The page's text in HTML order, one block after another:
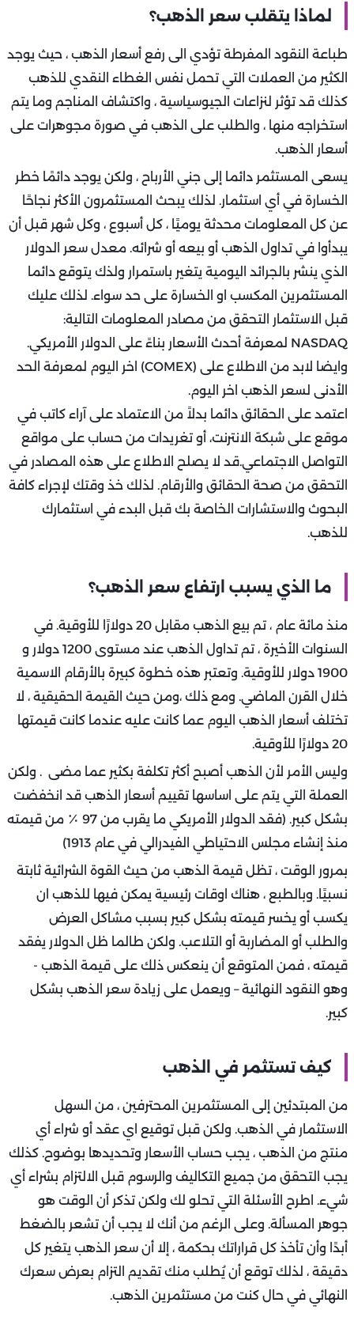
لماذا يتقلب سعر الذهب؟
طباعة النقود المفرطة تؤدي الى رفع أسعار الذهب ، حيث يوجد
الكثير من العملات التي تحمل نفس الغطاء النقدي للذهب
كذلك قد تؤثر لنزاعات الجيوسياسية ، واكتشاف المناجم وما يتم
استخراجه منها ، والطلب على الذهب في صورة مجوهرات على
أسعار الذهب.
يسعى المستثمر دائما إلى جني الأرباح ، ولكن يوجد دائمًا خطر
الخسارة في أي استثمار. لذلك يبحث المستثمرون الأكثر نجاحًا
عن كل المعلومات محدثة يوميًا ، كل أسبوع ، وكل شهر قبل أن
يبدأوا في تداول الذهب أو بيعه أو شرائه. معدل سعر الدولار
الذي ينشر بالجرائد اليومية يتغير باستمرار ولذك يتوقع دائما
المستثمرين المكسب او الخسارة على حد سواء. لذلك عليك
قبل الاستثمار التحقق من مصادر المعلومات التالية:
NASDAQ لمعرفة أحدث الأسعار بناءً على الدولار الأمريكي.
وايضا لابد من الاطلاع على (COMEX) اخر اليوم لمعرفة الحد
الأدنى لسعر الذهب اخر اليوم.
اعتمد على الحقائق دائما بدلاً من الاعتماد على آراء كاتب في
موقع على شبكة الانترنت، أو تغريدات من حساب على مواقع
التواصل الاجتماعي.قد لا يصلح الاطلاع على هذه المصادر في
التحقق من صحة الحقائق والأرقام. لذلك خذ وقتك لإجراء كافة
البحوث والاستشارات الخاصة بك قبل البدء في استثمارك
للذهب.
ما الذي يسبب ارتفاع سعر الذهب؟
منذ مائة عام ، تم بيع الذهب مقابل 20 دولارًا للأوقية. في
السنوات الأخيرة ، تم تداول الذهب عند مستوى 1200 دولار و
1900 دولار للأوقية. وتعتبر هذه خطوة كبيرة بالأرقام الاسمية
خلال القرن الماضي. ومع ذلك ،ومن حيث القيمة الحقيقية ، لا
تختلف أسعار الذهب اليوم عما كانت عليه عندما كانت قيمتها
20 دولارًا للأوقية.
وليس الأمر لأن الذهب أصبح أكثر تكلفة بكثير عما مضى . ولكن
العملة التي يتم على اساسها تقييم أسعار الذهب قد انخفضت
بشكل كبير. (فقد الدولار الأمريكي ما يقرب من 97 ٪ من قيمته
منذ إنشاء مجلس الاحتياطي الفيدرالي في عام 1913)
بمرور الوقت ، تظل قيمة الذهب من حيث القوة الشرائية ثابتة
نسبيًا. وبالطبع ، هناك اوقات رئيسية يمكن فيها للذهب ان
يكسب أو يخسر قيمته بشكل كبير بسبب مشاكل العرض
والطلب أو المضاربة أو التلاعب. ولكن طالما ظل الدولار يفقد
قيمته ، فمن المتوقع أن ينعكس ذلك على قيمة الذهب -
وهو النقود النهائية – ويعمل على زيادة سعر الذهب بشكل
كبير.
كيف تستثمر في الذهب
من المبتدئين إلى المستثمرين المحترفين ، من السهل
الاستثمار في الذهب. ولكن قبل توقيع اي عقد أو شراء أي
منتج من الذهب ، يجب حساب الأسعار وتحديدها بوضوح. كذلك
يجب التحقق من جميع التكاليف والرسوم قبل الالتزام بشراء أي
شيء. اطرح الأسئلة التي تحلو لك ولكن تذكر أن الوقت هو
جوهر المسألة. وعلى الرغم من أنك لا يجب أن تشعر بالضغط
أبدًا وأن تأخذ كل قراراتك بحكمة ، إلا أن سعر الذهب يتغير كل
دقيقة ، لذلك توقع أن يُطلب منك تقديم التزام بعرض سعرك
النهائي في حال كنت من مستثمرين الذهب.